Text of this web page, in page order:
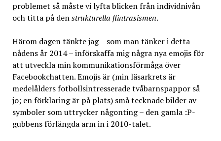
problemet så måste vi lyfta blicken från individnivån
och titta på denstrukturella flintrasismen.
Härom dagen tänkte jag – som man tänker i detta
nådens år 2014 – införskaffa mig några nya emojis för
att utveckla min kommunikationsförmåga över
Facebookchatten. Emojis är (min läsarkrets är
medelålders fotbollsintresserade tvåbarnspappor så
jo; en förklaring är på plats) små tecknade bilder av
symboler som uttrycker någonting – den gamla :P-
gubbens förlängda arm in i 2010-talet.